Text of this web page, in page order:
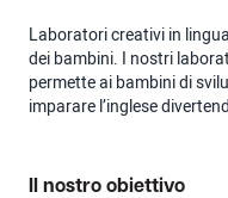
Laboratori creativi in
dei bambini. I nostri
permette ai bambini di
imparare l’inglese
Il nostro obiettivo